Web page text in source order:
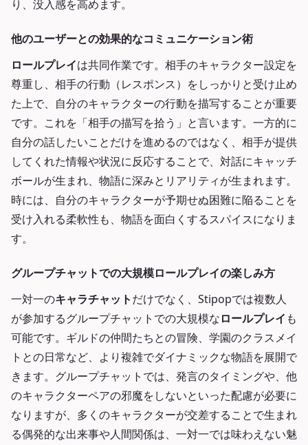
り、没入感を高めます。
他のユーザーとの効果的なコミュニケーション術
ロールプレイは共同作業です。相手のキャラクター設定を
尊重し、相手の行動（レスポンス）をしっかりと受け止め
た上で、自分のキャラクターの行動を描写することが重要
です。これを「相手の描写を拾う」と言います。一方的に
自分の話したいことだけを進めるのではなく、相手が提供
してくれた情報や状況に反応することで、対話にキャッチ
ボールが生まれ、物語に深みとリアリティが生まれます。
時には、自分のキャラクターが予期せぬ困難に陥ることを
受け入れる柔軟性も、物語を面白くするスパイスになりま
す。
グループチャットでの大規模ロールプレイの楽しみ方
一対一のキャラチャットだけでなく、Stipopでは複数人
が参加するグループチャットでの大規模なロールプレイ も
可能です。ギルドの仲間たちとの冒険、学園のクラスメイ
トとの日常など、より複雑でダイナミックな物語を展開で
きます。グループチャットでは、発言のタイミングや、他
のキャラクターペアの邪魔をしないといった配慮が必要に
なりますが、多くのキャラクターが交差することで生まれ
る偶発的な出来事や人間関係は、一対一では味わえない魅